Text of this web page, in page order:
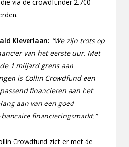
via de crowdfunder 2.700
Kleverlaan: “We zijn trots op
van het eerste uur. Met
1 miljard grens aan
is Collin Crowdfund een
financieren aan het
aan van een goed
financieringsmarkt.”
Crowdfund ziet er met de